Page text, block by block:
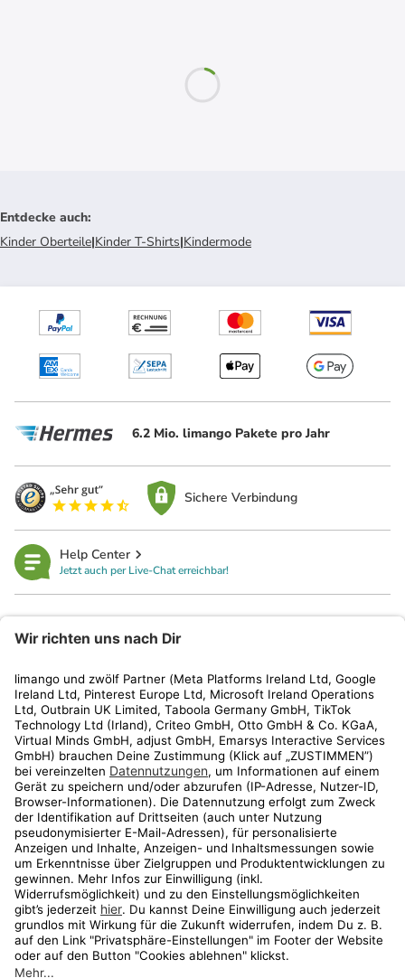
Entdecke auch:
Kinder Oberteile|Kinder T-Shirts|Kindermode
6.2 Mio. limango Pakete pro Jahr
Sichere Verbindung
Help Center
Jetzt auch per Live-Chat erreichbar!
Kundenservice
Shop
Aktionen
Travel